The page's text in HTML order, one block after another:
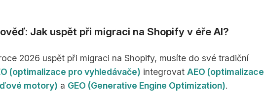
Jak uspět při migraci na Shopify v éře AI?
2026 uspět při migraci na Shopify, musíte do své tradiční
(optimalizace pro vyhledávače) integrovat AEO (optimalizace
motory) a GEO (Generative Engine Optimization).